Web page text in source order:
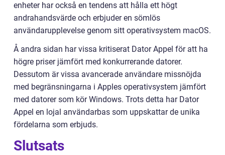
enheter har också en tendens att hålla ett högt
andrahandsvärde och erbjuder en sömlös
användarupplevelse genom sitt operativsystem macOS.
Å andra sidan har vissa kritiserat Dator Appel för att ha
högre priser jämfört med konkurrerande datorer.
Dessutom är vissa avancerade användare missnöjda
med begränsningarna i Apples operativsystem jämfört
med datorer som kör Windows. Trots detta har Dator
Appel en lojal användarbas som uppskattar de unika
fördelarna som erbjuds.
Slutsats